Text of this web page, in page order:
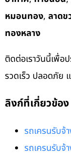
หมอนทอง, ลาดข
ทองหลาง
ติดต่อเราวันนี้เพื่อ
รวดเร็ว ปลอดภัย
ลิงก์ที่เกี่ยวข้อง
รถเครนรับจ้
รถเครนรับจ้